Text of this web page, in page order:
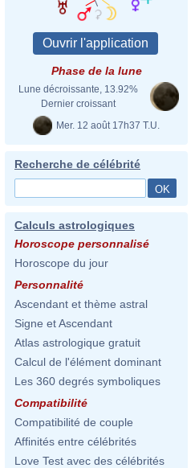
Phase de la lune
Lune décroissante, 13.92%
Dernier croissant
Mer. 12 août 17h37 T.U.
Recherche de célébrité
Calculs astrologiques
Horoscope personnalisé
Horoscope du jour
Personnalité
Ascendant et thème astral
Signe et Ascendant
Atlas astrologique gratuit
Calcul de l'élément dominant
Les 360 degrés symboliques
Compatibilité
Compatibilité de couple
Affinités entre célébrités
Love Test avec des célébrités